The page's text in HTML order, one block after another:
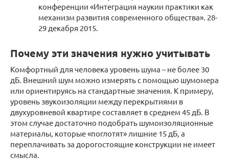
конференции «Интеграция наукии практики как
механизм развития современного общества». 28-
29 декабря 2015.
Почему эти значения нужно учитывать
Комфортный для человека уровень шума – не более 30
дБ. Внешний шум можно измерять с помощью шумомера
или ориентируясь на стандартные значения. К примеру,
уровень звукоизоляции между перекрытиями в
двухуровневой квартире составляет в среднем 45 дБ. В
этом случае достаточно подобрать шумоизоляционные
материалы, которые «поглотят» лишние 15 дБ, а
переплачивать за дорогостоящие конструкции не имеет
смысла.